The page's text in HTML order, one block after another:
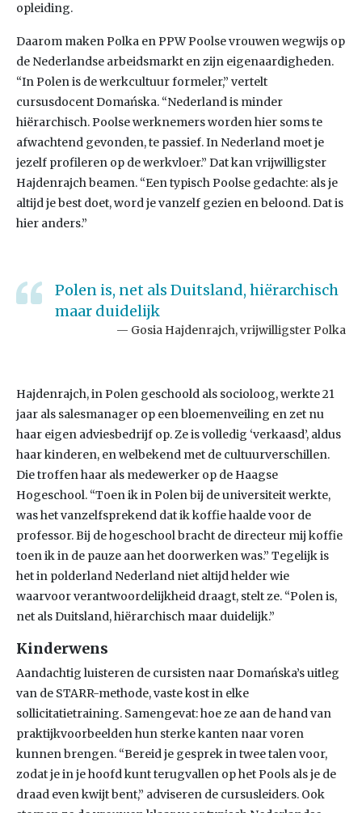
opleiding.
Daarom maken Polka en PPW Poolse vrouwen wegwijs op
de Nederlandse arbeidsmarkt en zijn eigenaardigheden.
“In Polen is de werkcultuur formeler,” vertelt
cursusdocent Domańska. “Nederland is minder
hiërarchisch. Poolse werknemers worden hier soms te
afwachtend gevonden, te passief. In Nederland moet je
jezelf profileren op de werkvloer.” Dat kan vrijwilligster
Hajdenrajch beamen. “Een typisch Poolse gedachte: als je
altijd je best doet, word je vanzelf gezien en beloond. Dat is
hier anders.”
Polen is, net als Duitsland, hiërarchisch
maar duidelijk
Gosia Hajdenrajch, vrijwilligster Polka
Hajdenrajch, in Polen geschoold als socioloog, werkte 21
jaar als salesmanager op een bloemenveiling en zet nu
haar eigen adviesbedrijf op. Ze is volledig ‘verkaasd’, aldus
haar kinderen, en welbekend met de cultuurverschillen.
Die troffen haar als medewerker op de Haagse
Hogeschool. “Toen ik in Polen bij de universiteit werkte,
was het vanzelfsprekend dat ik koffie haalde voor de
professor. Bij de hogeschool bracht de directeur mij koffie
toen ik in de pauze aan het doorwerken was.” Tegelijk is
het in polderland Nederland niet altijd helder wie
waarvoor verantwoordelijkheid draagt, stelt ze. “Polen is,
net als Duitsland, hiërarchisch maar duidelijk.”
Kinderwens
Aandachtig luisteren de cursisten naar Domańska’s uitleg
van de STARR-methode, vaste kost in elke
sollicitatietraining. Samengevat: hoe ze aan de hand van
praktijkvoorbeelden hun sterke kanten naar voren
kunnen brengen. “Bereid je gesprek in twee talen voor,
zodat je in je hoofd kunt terugvallen op het Pools als je de
draad even kwijt bent,” adviseren de cursusleiders. Ook